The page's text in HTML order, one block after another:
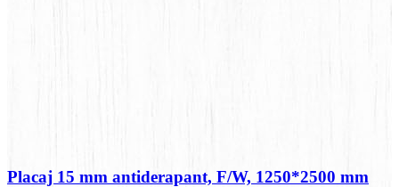
Placaj 15 mm antiderapant, F/W, 1250*2500 mm